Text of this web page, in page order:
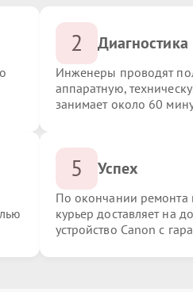
2 Диагностика
Инженеры проводят
аппаратную,
занимает около 60
5 Успех
По окончании ремонта
курьер доставляет на
устройство Canon с